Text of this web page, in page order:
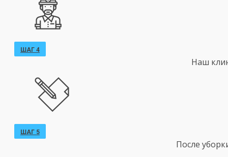
ШАГ 4
Наш
ШАГ 5
После